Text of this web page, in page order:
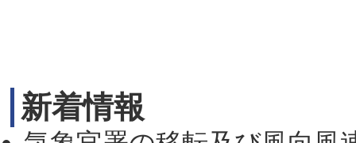
新着情報